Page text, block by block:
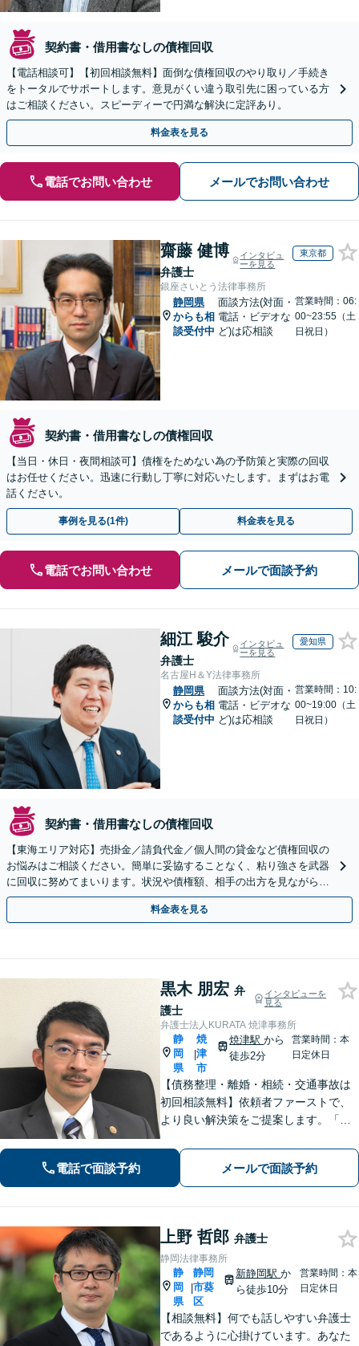
契約書・借用書なしの債権回収
【電話相談可】【初回相談無料】面倒な債権回収のやり取り／手続き
をトータルでサポートします。意見がくい違う取引先に困っている方
はご相談ください。スピーディーで円満な解決に定評あり。
料金表を見る
電話でお問い合わせ メールでお問い合わせ
齋藤 健博
弁護士
インタビュ
ーを見る
東京都
銀座さいとう法律事務所
静岡県
からも相
談受付中
面談方法(対面・
電話・ビデオな
ど)は応相談
営業時間：06:
00~23:55（土
日祝日）
契約書・借用書なしの債権回収
【当日・休日・夜間相談可】債権をためない為の予防策と実際の回収
はお任せください。迅速に行動し丁寧に対応いたします。まずはお電
話ください。
事例を見る(1件) 料金表を見る
電話でお問い合わせ メールで面談予約
細江 駿介
弁護士
インタビュ
ーを見る
愛知県
名古屋H＆Y法律事務所
静岡県
からも相
談受付中
面談方法(対面・
電話・ビデオな
ど)は応相談
営業時間：10:
00~19:00（土
日祝日）
契約書・借用書なしの債権回収
【東海エリア対応】売掛金／請負代金／個人間の貸金など債権回収の
お悩みはご相談ください。簡単に妥協することなく、粘り強さを武器
に回収に努めてまいります。状況や債権額、相手の出方を見ながら、
効果的な方法を臨機応変に対応いたします【土日祝対応可】
料金表を見る
黒木 朋宏 弁
護士
インタビューを
見る
弁護士法人KURATA 焼津事務所
静
岡
県
|
焼
津
市
焼津駅から
徒歩2分
営業時間：本
日定休日
【債務整理・離婚・相続・交通事故は
初回相談無料】依頼者ファーストで、
より良い解決策をご提案します。「お
るよう、丁寧に説明して対応します
【焼津駅2分】【法テラス利用可能】
電話で面談予約 メールで面談予約
上野 哲郎 弁護士
静岡法律事務所
静
岡
県
|
静岡
市葵
区
新静岡駅か
ら徒歩10分
営業時間：本
日定休日
【相談無料】何でも話しやすい弁護士
であるように心掛けています。あなた